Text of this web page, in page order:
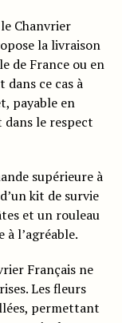
Chanvrier
la livraison
de France ou en
dans ce cas à
payable en
le respect
supérieure à
kit de survie
et un rouleau
l’agréable.
Français ne
Les fleurs
permettant